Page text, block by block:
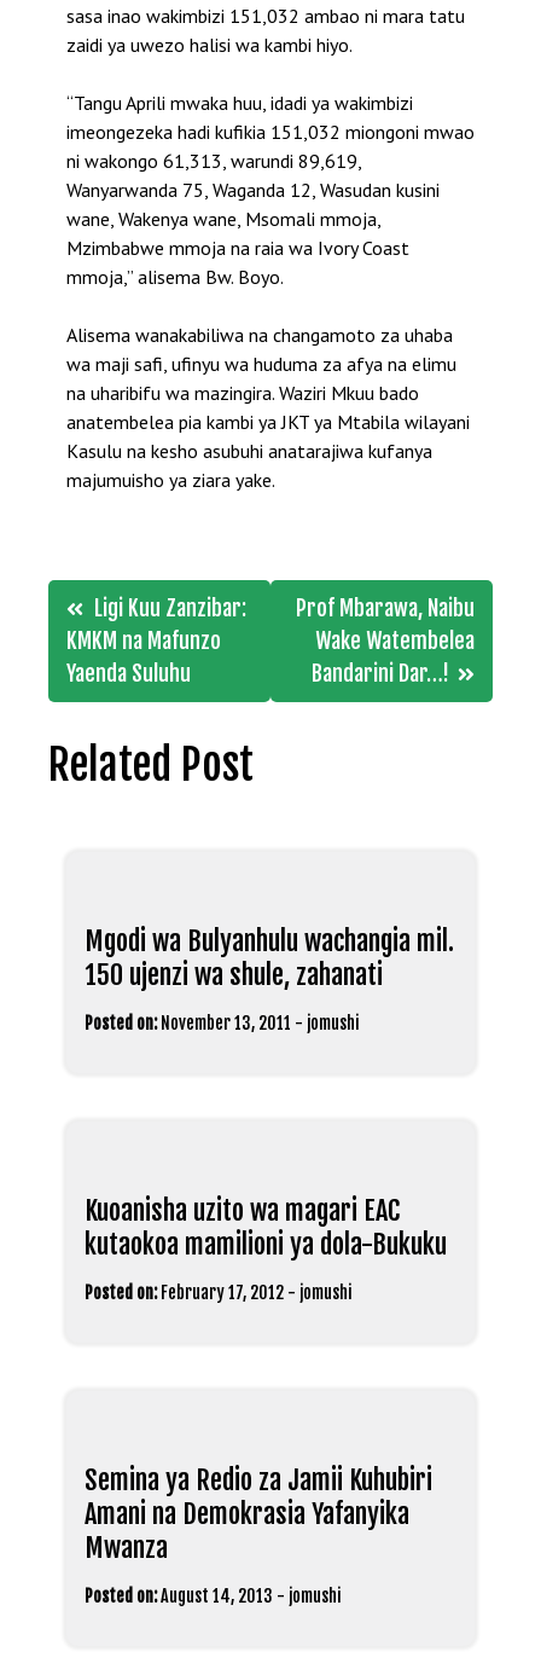
sasa inao wakimbizi 151,032 ambao ni mara tatu
zaidi ya uwezo halisi wa kambi hiyo.
“Tangu Aprili mwaka huu, idadi ya wakimbizi
imeongezeka hadi kufikia 151,032 miongoni mwao
ni wakongo 61,313, warundi 89,619,
Wanyarwanda 75, Waganda 12, Wasudan kusini
wane, Wakenya wane, Msomali mmoja,
Mzimbabwe mmoja na raia wa Ivory Coast
mmoja,” alisema Bw. Boyo.
Alisema wanakabiliwa na changamoto za uhaba
wa maji safi, ufinyu wa huduma za afya na elimu
na uharibifu wa mazingira. Waziri Mkuu bado
anatembelea pia kambi ya JKT ya Mtabila wilayani
Kasulu na kesho asubuhi anatarajiwa kufanya
majumuisho ya ziara yake.
Post
navigation
Ligi Kuu Zanzibar:
KMKM na Mafunzo
Yaenda Suluhu
Prof Mbarawa, Naibu
Wake Watembelea
Bandarini Dar…!
Related Post
Mgodi wa Bulyanhulu wachangia mil.
150 ujenzi wa shule, zahanati
Posted on: November 13, 2011 - jomushi
Kuoanisha uzito wa magari EAC
kutaokoa mamilioni ya dola-Bukuku
Posted on: February 17, 2012 - jomushi
Semina ya Redio za Jamii Kuhubiri
Amani na Demokrasia Yafanyika
Mwanza
Posted on:August 14, 2013 - jomushi